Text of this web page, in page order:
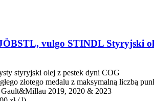
vulgo STINDL Styryjski
styryjski olej z pestek dyni COG
złotego medalu z maksymalną liczbą
Gault&Millau 2019, 2020 & 2023